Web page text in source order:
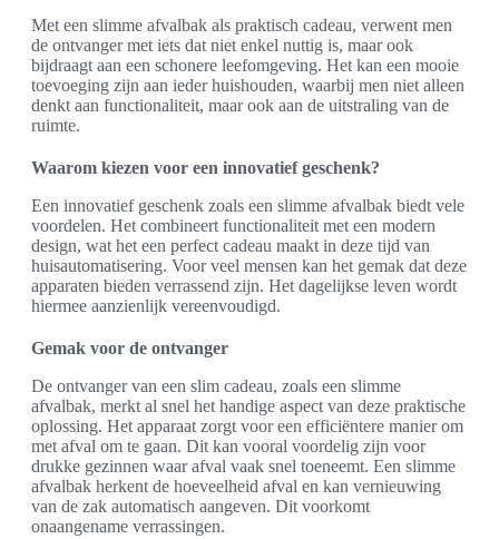
Met een slimme afvalbak als praktisch cadeau, verwent men
de ontvanger met iets dat niet enkel nuttig is, maar ook
bijdraagt aan een schonere leefomgeving. Het kan een mooie
toevoeging zijn aan ieder huishouden, waarbij men niet alleen
denkt aan functionaliteit, maar ook aan de uitstraling van de
ruimte.
Waarom kiezen voor een innovatief geschenk?
Een innovatief geschenk zoals een slimme afvalbak biedt vele
voordelen. Het combineert functionaliteit met een modern
design, wat het een perfect cadeau maakt in deze tijd van
huisautomatisering. Voor veel mensen kan het gemak dat deze
apparaten bieden verrassend zijn. Het dagelijkse leven wordt
hiermee aanzienlijk vereenvoudigd.
Gemak voor de ontvanger
De ontvanger van een slim cadeau, zoals een slimme
afvalbak, merkt al snel het handige aspect van deze praktische
oplossing. Het apparaat zorgt voor een efficiëntere manier om
met afval om te gaan. Dit kan vooral voordelig zijn voor
drukke gezinnen waar afval vaak snel toeneemt. Een slimme
afvalbak herkent de hoeveelheid afval en kan vernieuwing
van de zak automatisch aangeven. Dit voorkomt
onaangename verrassingen.